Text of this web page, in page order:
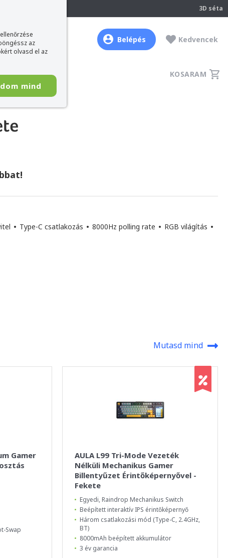
az
olvasd el az
mind
3D séta
Belépés Kedvencek
KOSARAM
• Type-C csatlakozás • 8000Hz polling rate • RGB világítás •
Mutasd mind
Gamer
Swap
AULA L99 Tri-Mode Vezeték
Nélküli Mechanikus Gamer
Billentyűzet Érintőképernyővel -
Fekete
Egyedi, Raindrop Mechanikus Switch
Beépített interaktív IPS érintőképernyő
Három csatlakozási mód (Type-C, 2.4GHz,
BT)
8000mAh beépített akkumulátor
3 év garancia